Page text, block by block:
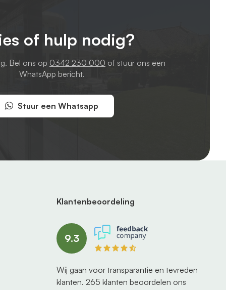
of hulp nodig?
Bel ons op 0342 230 000 of stuur ons een
WhatsApp bericht.
Stuur een Whatsapp
Klantenbeoordeling
9.3
Wij gaan voor transparantie en tevreden
klanten. 265 klanten beoordelen ons